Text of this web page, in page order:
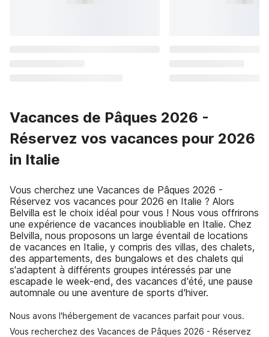
Vacances de Pâques 2026 -
Réservez vos vacances pour 2026
in Italie
Vous cherchez une Vacances de Pâques 2026 -
Réservez vos vacances pour 2026 en Italie ? Alors
Belvilla est le choix idéal pour vous ! Nous vous offrirons
une expérience de vacances inoubliable en Italie. Chez
Belvilla, nous proposons un large éventail de locations
de vacances en Italie, y compris des villas, des chalets,
des appartements, des bungalows et des chalets qui
s'adaptent à différents groupes intéressés par une
escapade le week-end, des vacances d'été, une pause
automnale ou une aventure de sports d'hiver.
Nous avons l'hébergement de vacances parfait pour vous.
Vous recherchez des Vacances de Pâques 2026 - Réservez